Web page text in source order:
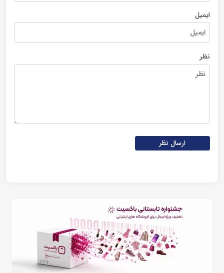
ایمیل
نظر
ارسال نظر